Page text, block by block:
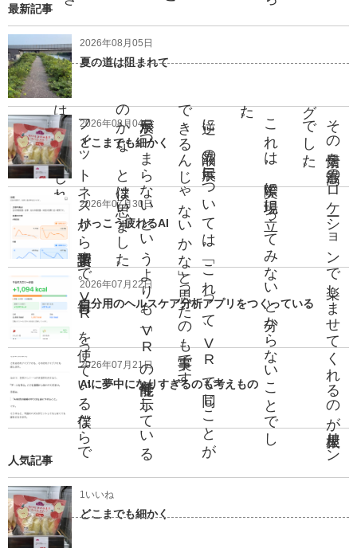
そ
の情景
を最高
の
ロ
ケー
シ
ョ
ン
で楽
し
ま
せ
て
く
れ
る
の
が大屋根
リ
ン
グで
し
た
。
こ
れ
は
、実際
に現場
に立
っ
て
み
な
い
と分
か
ら
な
い
こ
と
で
し
た
。
逆に
、液晶
の展示
に
つ
い
て
は
。「
こ
れ
っ
て
、
V
R
で同
じ
こ
と
が
でき
る
ん
じ
ゃ
な
い
か
な」
と思
っ
た
の
も事実
で
す
。
展示が
つ
ま
ら
な
い
と
い
う
よ
り
も
。「
V
R
の可能性」
を示
し
て
い
る
のか
な
、
と僕
は思
い
ま
し
た
。
フ
ィ
ッ
ト
ネ
ス
か
ら英語学習
ま
で
。毎日
V
R
を使
っ
て
い
る僕
な
ら
で
はの感想
か
も
し
れ
ま
せ
ん
。
最新記事
2026年08月05日
夏の道は阻まれて
2026年08月04日
どこまでも細かく
2026年07月30日
けっこう疲れるAI
2026年07月22日
自分用のヘルスケア分析アプリをつくっている
2026年07月21日
AIに夢中になりすぎるのも考えもの
人気記事
1いいね
どこまでも細かく